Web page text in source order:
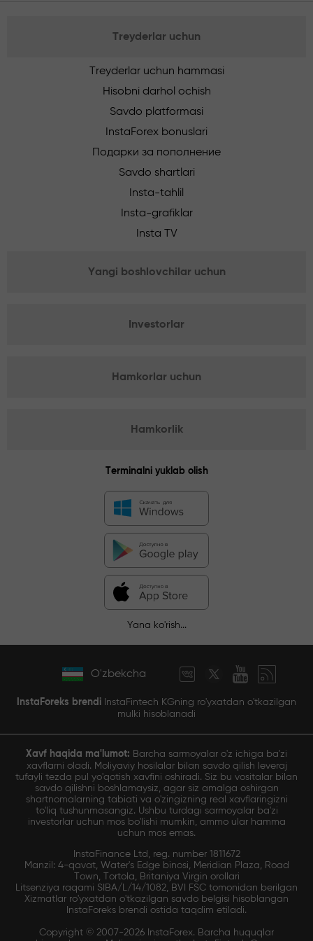
Treyderlar uchun
Treyderlar uchun hammasi
Hisobni darhol ochish
Savdo platformasi
InstaForex bonuslari
Подарки за пополнение
Savdo shartlari
Insta-tahlil
Insta-grafiklar
Insta TV
Yangi boshlovchilar uchun
Investorlar
Hamkorlar uchun
Hamkorlik
Terminalni yuklab olish
Yana ko'rish...
O'zbekcha
InstaForeks brendi InstaFintech KGning ro'yxatdan o'tkazilgan
mulki hisoblanadi
Xavf haqida ma'lumot: Barcha sarmoyalar o'z ichiga ba'zi
xavflarni oladi. Moliyaviy hosilalar bilan savdo qilish leveraj
tufayli tezda pul yo'qotish xavfini oshiradi. Siz bu vositalar bilan
savdo qilishni boshlamaysiz, agar siz amalga oshirgan
shartnomalarning tabiati va o'zingizning real xavflaringizni
to'liq tushunmasangiz. Ushbu turdagi sarmoyalar ba'zi
investorlar uchun mos bo'lishi mumkin, ammo ular hamma
uchun mos emas.
InstaFinance Ltd, reg. number 1811672
Manzil: 4-qavat, Water's Edge binosi, Meridian Plaza, Road
Town, Tortola, Britaniya Virgin orollari
Litsenziya raqami SIBA/L/14/1082, BVI FSC tomonidan berilgan
Xizmatlar ro'yxatdan o'tkazilgan savdo belgisi hisoblangan
InstaForeks brendi ostida taqdim etiladi.
Copyright © 2007-2026 InstaForex. Barcha huquqlar